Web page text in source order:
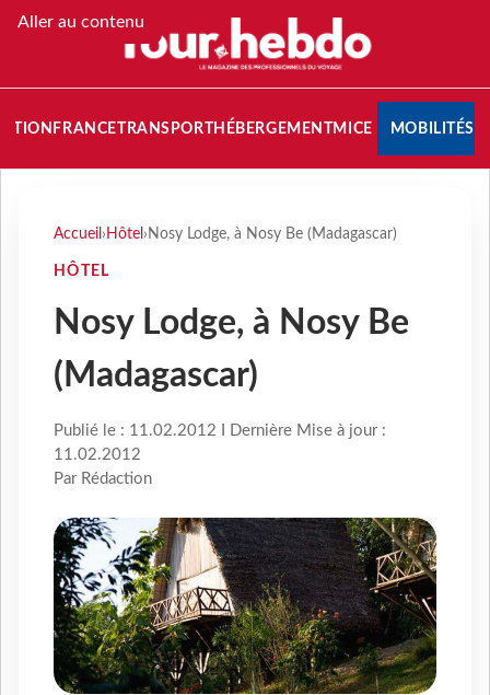
Aller au contenu
FRANCETRANSPORT HÉBERGEMENTMICE MOBILITÉS
Accueil › Hôtel › Nosy Lodge, à Nosy Be (Madagascar)
HÔTEL
Nosy Lodge, à Nosy Be
(Madagascar)
Publié le : 11.02.2012 I Dernière Mise à jour :
11.02.2012
Par Rédaction